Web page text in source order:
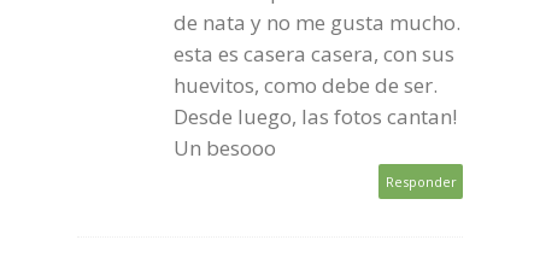
de nata y no me gusta mucho.
esta es casera casera, con sus
huevitos, como debe de ser.
Desde luego, las fotos cantan!
Un besooo
Responder